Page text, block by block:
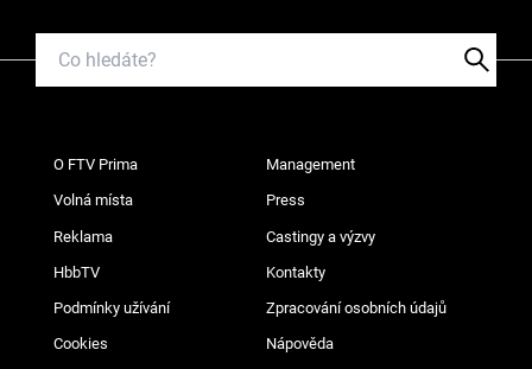
O FTV Prima Management
Volná místa Press
Reklama Castingy a výzvy
HbbTV Kontakty
Podmínky užívání Zpracování osobních údajů
Cookies Nápověda